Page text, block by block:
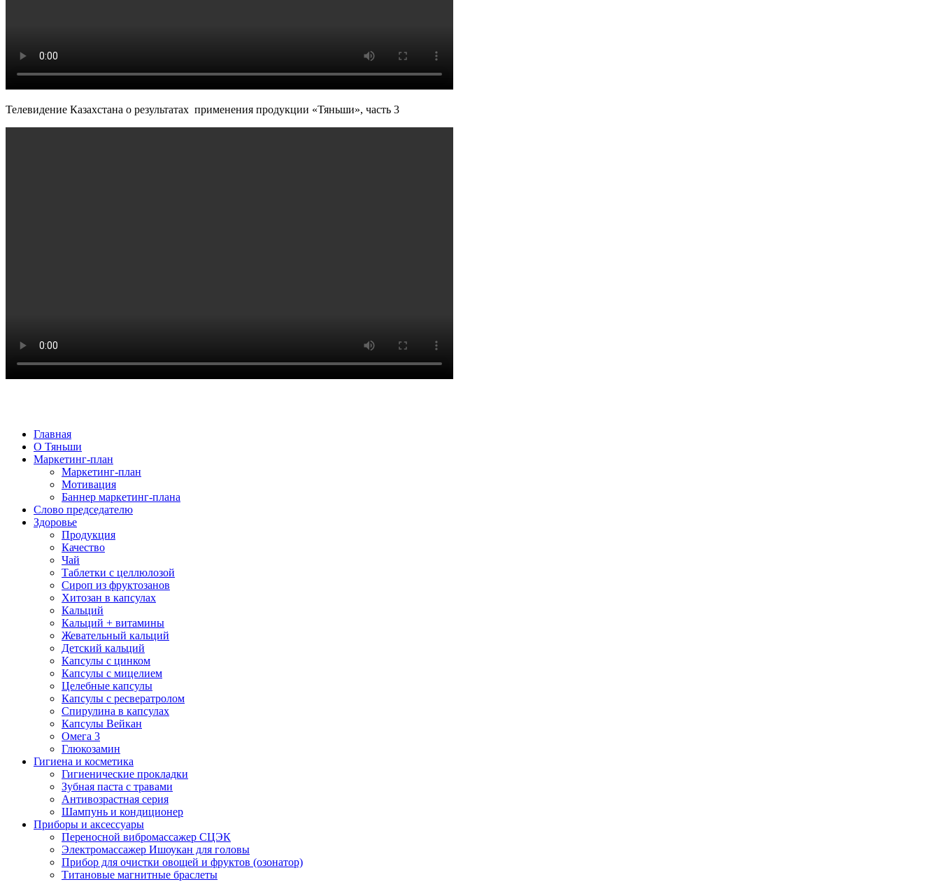
Телевидение Казахстана о результатах применения продукции «Тяньши», часть 3
Главная
О Тяньши
Маркетинг-план
Маркетинг-план
Мотивация
Баннер маркетинг-плана
Слово председателю
Здоровье
Продукция
Качество
Чай
Таблетки с целлюлозой
Сироп из фруктозанов
Хитозан в капсулах
Кальций
Кальций + витамины
Жевательный кальций
Детский кальций
Капсулы с цинком
Капсулы с мицелием
Целебные капсулы
Капсулы с ресвератролом
Спирулина в капсулах
Капсулы Вейкан
Омега 3
Глюкозамин
Гигиена и косметика
Гигиенические прокладки
Зубная паста с травами
Антивозрастная серия
Шампунь и кондиционер
Приборы и аксессуары
Переносной вибромассажер СЦЭК
Электромассажер Ишоукан для головы
Прибор для очистки овощей и фруктов (озонатор)
Титановые магнитные браслеты